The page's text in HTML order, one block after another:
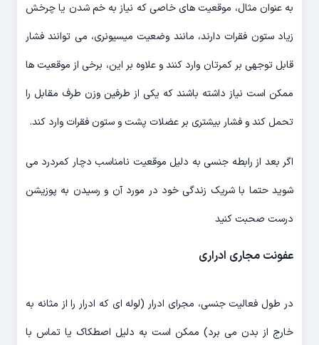
به عنوان مثال، موقعیت های خاصی که نیاز به خم شدن یا چرخش
زیاد ستون فقرات دارند، مانند وضعیت میسیونری، می توانند فشار
قابل توجهی بر کمرتان وارد کنند و علاوه بر این، برخی از موقعیت ها
ممکن است نیاز داشته باشند که یکی از طرفین وزن طرف مقابل را
تحمل کند و فشار بیشتری بر عضلات پشت و ستون فقرات وارد کند.
اگر بعد از رابطه جنسی به دلیل موقعیت نامناسب دچار کمردرد می
شوید حتما با شریک زندگی خود در مورد آن و رسیدن به پوزیشن
درست صحبت کنید
عفونت مجاری ادراری
در طول فعالیت جنسی، مجرای ادرار (لوله ای که ادرار را از مثانه به
خارج از بدن می برد) ممکن است به دلیل اصطکاک یا تماس با